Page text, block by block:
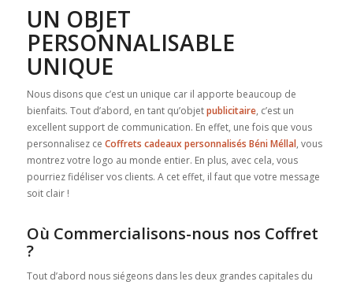
UN OBJET
PERSONNALISABLE
UNIQUE
Nous disons que c’est un unique car il apporte beaucoup de
bienfaits. Tout d’abord, en tant qu’objetpublicitaire, c’est un
excellent support de communication. En effet, une fois que vous
personnalisez ce Coffrets cadeaux personnalisés Béni Méllal, vous
montrez votre logo au monde entier. En plus, avec cela, vous
pourriez fidéliser vos clients. A cet effet, il faut que votre message
soit clair !
Où Commercialisons-nous nos Coffret
?
Tout d’abord nous siégeons dans les deux grandes capitales du